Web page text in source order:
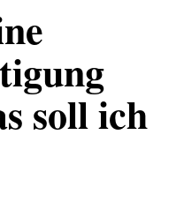
soll ich